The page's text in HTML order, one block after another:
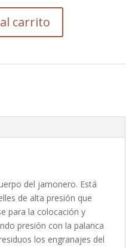
carrito
del jamonero. Está
de alta presión que
para la colocación y
presión con la palanca
los engranajes del